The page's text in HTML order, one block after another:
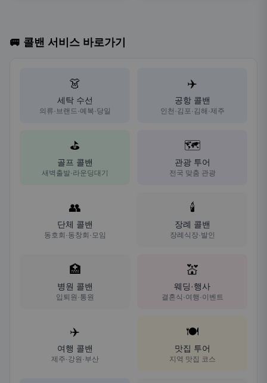
🚐 콜밴 서비스 바로가기
👗
세탁 수선
의류·브랜드·예복·당일
✈️
공항 콜밴
인천·김포·김해·제주
⛳
골프 콜밴
새벽출발·라운딩대기
🗺️
관광 투어
전국 맞춤 관광
👥
단체 콜밴
동호회·동창회·모임
🕯️
장례 콜밴
장례식장·발인
🏥
병원 콜밴
입퇴원·통원
💒
웨딩·행사
결혼식·여행·이벤트
✈️
여행 콜밴
제주·강원·부산
🍽️
맛집 투어
지역 맛집 코스